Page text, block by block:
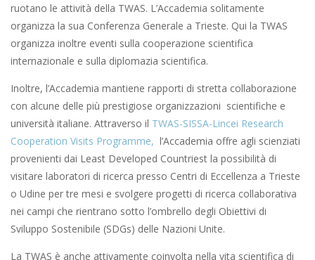
ruotano le attività della TWAS. L’Accademia solitamente
organizza la sua Conferenza Generale a Trieste. Qui la TWAS
organizza inoltre eventi sulla cooperazione scientifica
internazionale e sulla diplomazia scientifica.
Inoltre, l’Accademia mantiene rapporti di stretta collaborazione
con alcune delle più prestigiose organizzazioni scientifiche e
università italiane. Attraverso il TWAS-SISSA-Lincei Research
Cooperation Visits Programme, l’Accademia offre agli scienziati
provenienti dai Least Developed Countriest la possibilità di
visitare laboratori di ricerca presso Centri di Eccellenza a Trieste
o Udine per tre mesi e svolgere progetti di ricerca collaborativa
nei campi che rientrano sotto l’ombrello degli Obiettivi di
Sviluppo Sostenibile (SDGs) delle Nazioni Unite.
La TWAS è anche attivamente coinvolta nella vita scientifica di